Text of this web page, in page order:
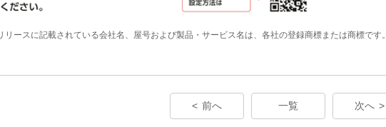
ースに記載されている会社名、屋号および製品・サービス名は、各社の登録商標または商標です。
前へ 一覧 次へ